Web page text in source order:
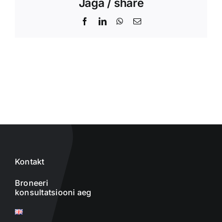
Jaga / share
FacebookLinkedInWhatsApp
Email
Kontakt
Broneeri
konsultatsiooni aeg